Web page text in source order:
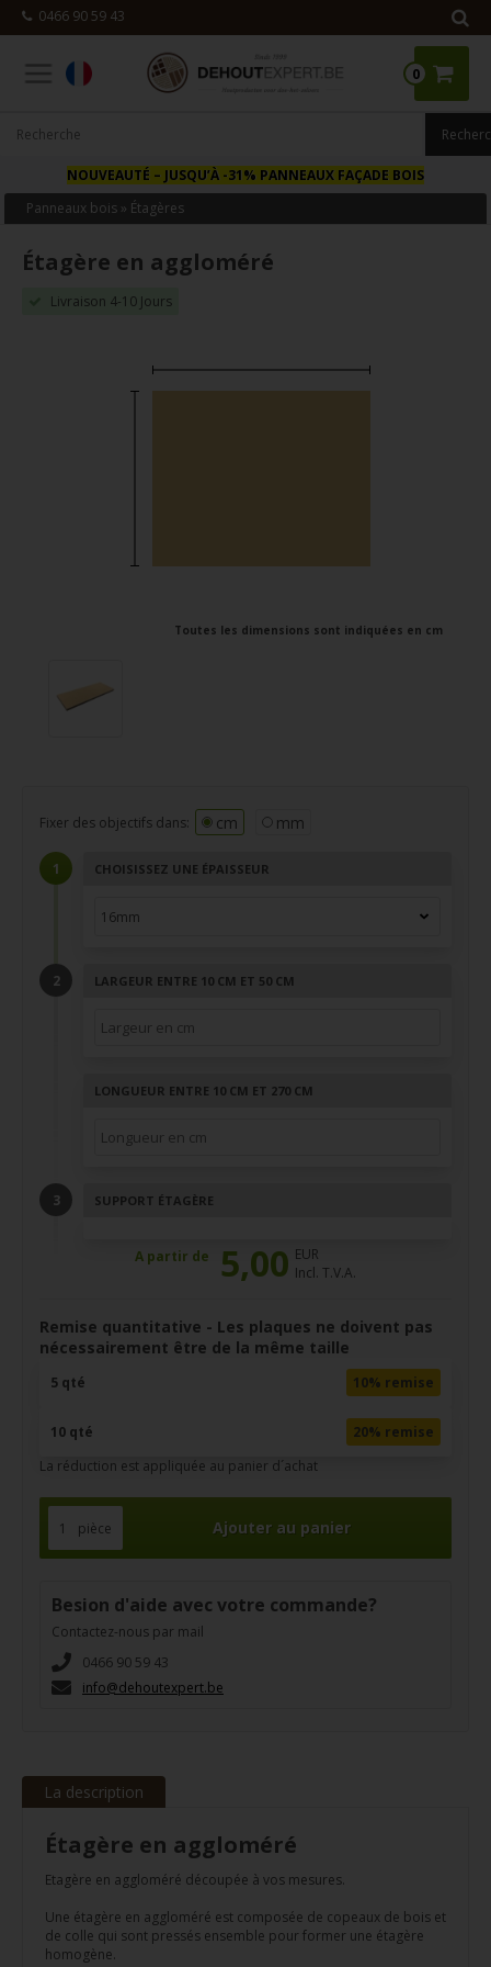
0466 90 59 43
0
NOUVEAUTÉ – JUSQU’À -31% PANNEAUX FAÇADE BOIS
Panneaux bois » Étagères
Étagère en aggloméré
Livraison 4-10 Jours
Toutes les dimensions sont indiquées en cm
Fixer des objectifs dans: cm mm
CHOISISSEZ UNE ÉPAISSEUR
LARGEUR ENTRE 10 CM ET 50 CM
LONGUEUR ENTRE 10 CM ET 270 CM
SUPPORT ÉTAGÈRE
A partir de 5,00 EUR
Incl. T.V.A.
Remise quantitative - Les plaques ne doivent pas
nécessairement être de la même taille
5 qté 10% remise
10 qté
20% remise
La réduction est appliquée au panier d´achat
pièce
Besion d'aide avec votre commande?
Contactez-nous par mail
0466 90 59 43
info@dehoutexpert.be
La description
Étagère en aggloméré
Etagère en aggloméré découpée à vos mesures.
Une étagère en aggloméré est composée de copeaux de bois et
de colle qui sont pressés ensemble pour former une étagère
homogène.